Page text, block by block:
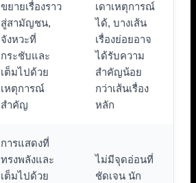
ขยายเรื่องราว
สู่สามัญชน,
จังหวะที่
กระชับและ
เต็มไปด้วย
เหตุการณ์
สำคัญ
เดาเหตุการณ์
ได้, บางเส้น
เรื่องย่อยอาจ
ได้รับความ
สำคัญน้อย
กว่าเส้นเรื่อง
หลัก
การแสดงที่
ทรงพลังและ
เต็มไปด้วย
ไม่มีจุดอ่อนที่
ชัดเจน นัก